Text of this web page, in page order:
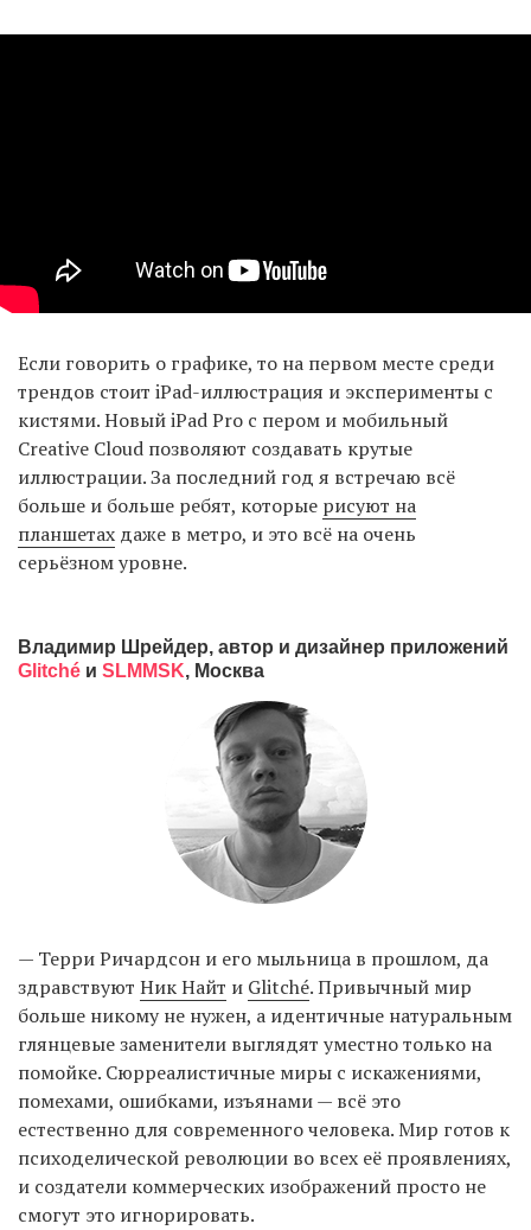
Если говорить о графике, то на первом месте среди
трендов стоит iPad-иллюстрация и эксперименты с
кистями. Новый iPad Pro с пером и мобильный
Creative Cloud позволяют создавать крутые
иллюстрации. За последний год я встречаю всё
больше и больше ребят, которые рисуют на
планшетах даже в метро, и это всё на очень
серьёзном уровне.
Владимир Шрейдер, автор и дизайнер приложений
Glitché и SLMMSK, Москва
— Терри Ричардсон и его мыльница в прошлом, да
здравствуют Ник Найт и Glitché. Привычный мир
больше никому не нужен, а идентичные натуральным
глянцевые заменители выглядят уместно только на
помойке. Сюрреалистичные миры с искажениями,
помехами, ошибками, изъянами — всё это
естественно для современного человека. Мир готов к
психоделической революции во всех её проявлениях,
и создатели коммерческих изображений просто не
смогут это игнорировать.